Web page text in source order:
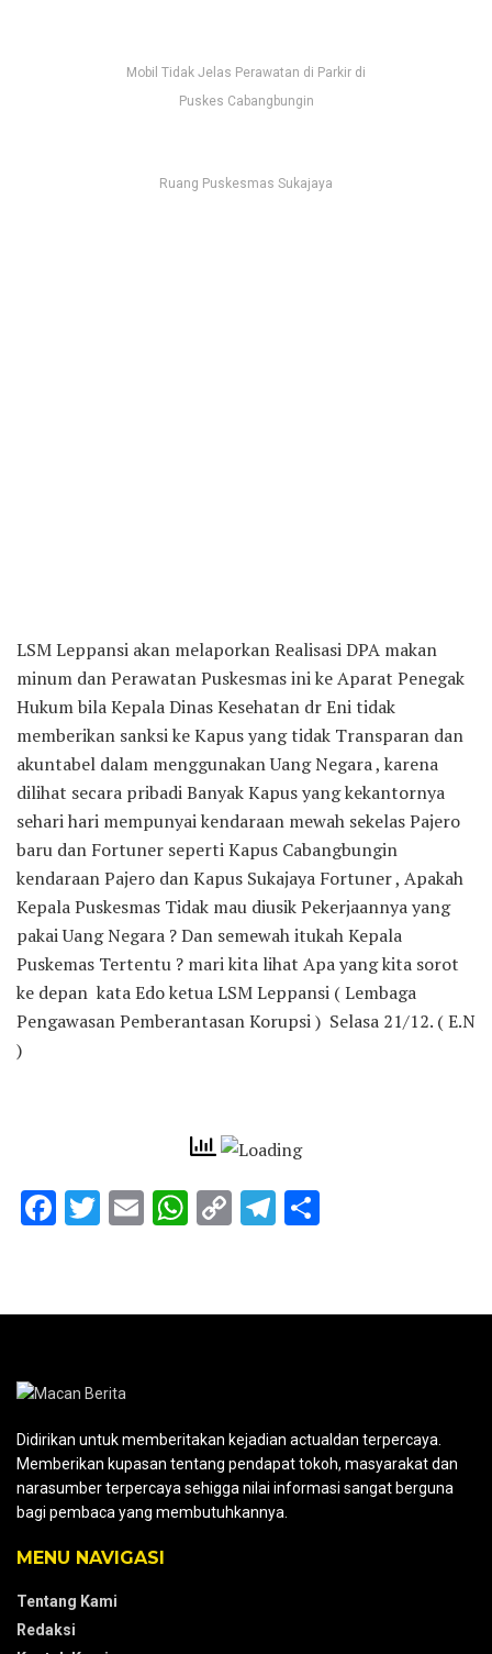
Mobil Tidak Jelas Perawatan di Parkir di
Puskes Cabangbungin
Ruang Puskesmas Sukajaya
LSM Leppansi akan melaporkan Realisasi DPA makan
minum dan Perawatan Puskesmas ini ke Aparat Penegak
Hukum bila Kepala Dinas Kesehatan dr Eni tidak
memberikan sanksi ke Kapus yang tidak Transparan dan
akuntabel dalam menggunakan Uang Negara , karena
dilihat secara pribadi Banyak Kapus yang kekantornya
sehari hari mempunyai kendaraan mewah sekelas Pajero
baru dan Fortuner seperti Kapus Cabangbungin
kendaraan Pajero dan Kapus Sukajaya Fortuner , Apakah
Kepala Puskesmas Tidak mau diusik Pekerjaannya yang
pakai Uang Negara ? Dan semewah itukah Kepala
Puskemas Tertentu ? mari kita lihat Apa yang kita sorot
ke depan kata Edo ketua LSM Leppansi ( Lembaga
Pengawasan Pemberantasan Korupsi ) Selasa 21/12. ( E.N
)
F
b
o
T
er
E
W
s
C
Li
T
gr e
Didirikan untuk memberitakan kejadian actualdan terpercaya.
Memberikan kupasan tentang pendapat tokoh, masyarakat dan
narasumber terpercaya sehigga nilai informasi sangat berguna
bagi pembaca yang membutuhkannya.
MENU NAVIGASI
Tentang Kami
Redaksi